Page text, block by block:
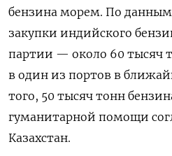
бензина морем. По данным
закупки индийского
партии — около 60 тысяч
в один из портов в
того, 50 тысяч тонн
гуманитарной помощи
Казахстан.